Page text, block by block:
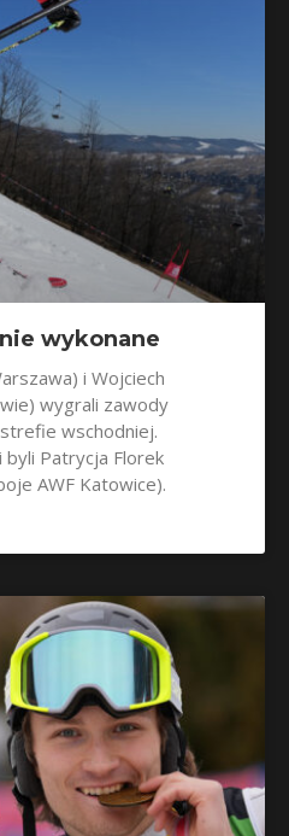
wykonane
i Wojciech
wygrali zawody
wschodniej.
byli Patrycja Florek
AWF Katowice).